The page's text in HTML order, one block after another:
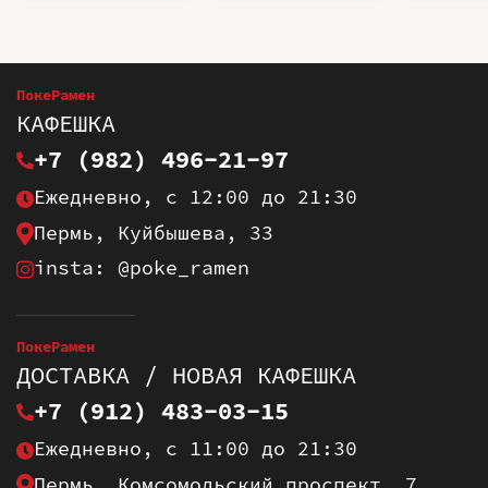
ПокеРамен
КАФЕШКА
+7 (982) 496-21-97
Ежедневно, с 12:00 до 21:30
Пермь, Куйбышева, 33
insta: @poke_ramen
ПокеРамен
ДОСТАВКА / НОВАЯ КАФЕШКА
+7 (912) 483-03-15
Ежедневно, с 11:00 до 21:30